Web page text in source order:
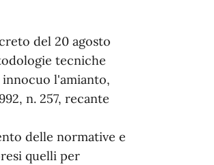
del 20 agosto
tecniche
l'amianto,
n. 257, recante
delle normative e
quelli per